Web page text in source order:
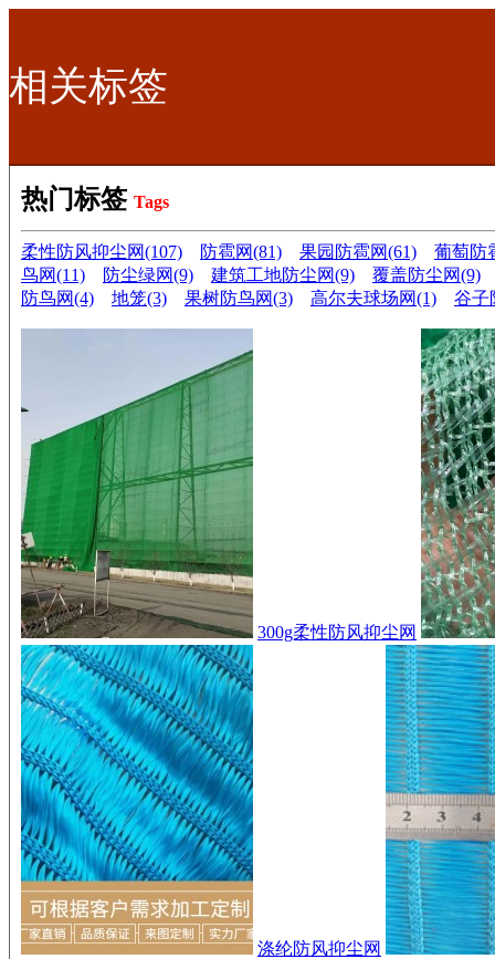
相关标签
热门标签 Tags
柔性防风抑尘网(107) 防雹网(81) 果园防雹网(61)
葡萄防
鸟网(11)
防尘绿网(9) 建筑工地防尘网(9)
覆盖防尘网(9)
防鸟网(4)
地笼(3) 果树防鸟网(3) 高尔夫球场网(1) 谷子
300g柔性防风抑尘网
涤纶防风抑尘网